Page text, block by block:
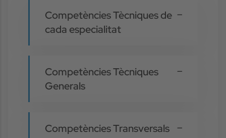
Competències Tècniques de
cada especialitat
Competències Tècniques
Generals
Competències Transversals